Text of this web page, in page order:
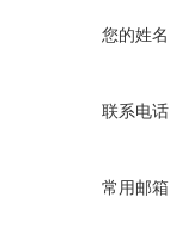
您的姓
联系电
常用邮